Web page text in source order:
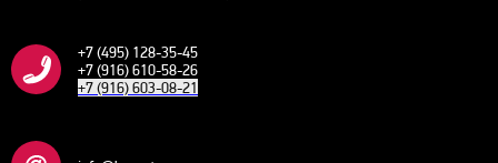
+7 (495) 128-35-45
+7 (916) 610-58-26
+7 (916) 603-08-21